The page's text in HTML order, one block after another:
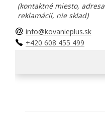
(kontaktné miesto,
reklamácií, nie sklad)
info@kovanieplus.sk
+420 608 455 499